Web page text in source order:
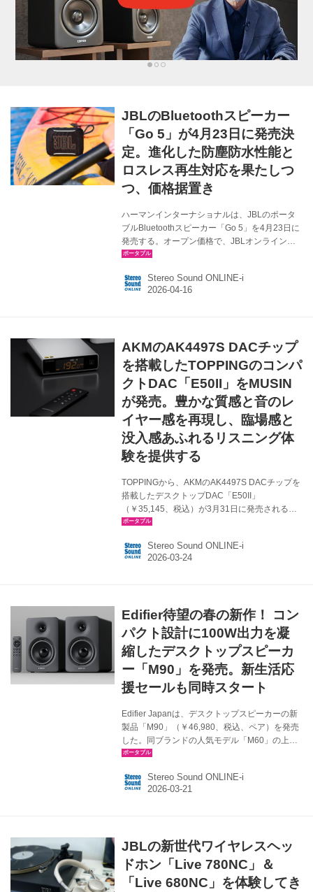
JBLのBluetoothスピーカー
「Go 5」が4月23日に発売決
定。進化した防塵防水性能と
ロスレス再生対応を果たしつ
つ、価格据置き
ハーマンインターナショナルは、JBLのポータ
ブルBluetoothスピーカー「Go 5」を4月23日に
発売する。オープン価格で、JBLオンラインス
トア販売価格は￥7,700（税込）。 Go 5は手の
アンプ部と改良された45mm径ダイナミックド
ライバーを搭載、このコンパクトさからは想像
の再生も可能だ。 「Go 5」の主な特長 ●JBLプ
ロサウンドを最小サイズに凝縮 ●USB Type-C接
続によるロスレス...
Stereo Sound ONLINE-i
AKMのAK4497S DACチップ
を搭載したTOPPINGのコンパ
クトDAC「E50II」をMUSIN
が発売。豊かな質感と音のレ
イヤー感を再現し、臨場感と
没入感あふれるリスニング体
験を提供する
TOPPINGから、AKMのAK4497S DACチップを
搭載したデスクトップDAC「E50II」
（￥35,145、税込）が3月31日に発売される。3
月24日から予約受付を開始している。 E50II
コンパクトな筐体に、AKMのAK4497S DACチ
ップを搭載。進化した「VELVET SOUNDテク
あふれるリスニング体験を提供するとのこと
だ。 接続端子は、入力がUSB-C、光/同軸デジ
タル、出力はアナログRCA...
Stereo Sound ONLINE-i
Edifier待望の春の新作！ コン
パクト設計に100W出力を凝
縮したデスクトップスピーカ
ー「M90」を発売。新生活応
援セールも同時スタート
Edifier Japanは、デスクトップスピーカーの新
製品「M90」（￥46,980、税込、ペア）を発売
した。同ブランドの人気モデル「M60」の上位
機で、デュアルClass-D＆高効率電源により、
ながら50Hzの低音から緻密な高音まで、原音に
忠実でより臨場感あるリスニング体験を提供す
スドライバーと、1インチのシルクドーム型ツイ
ーターを搭載。 高効率デュアルClass-Dアンプ
により、力強く、緻密で躍動感のある...
Stereo Sound ONLINE-i
JBLの新世代ワイヤレスヘッ
ドホン「Live 780NC」＆
「Live 680NC」を体験してき